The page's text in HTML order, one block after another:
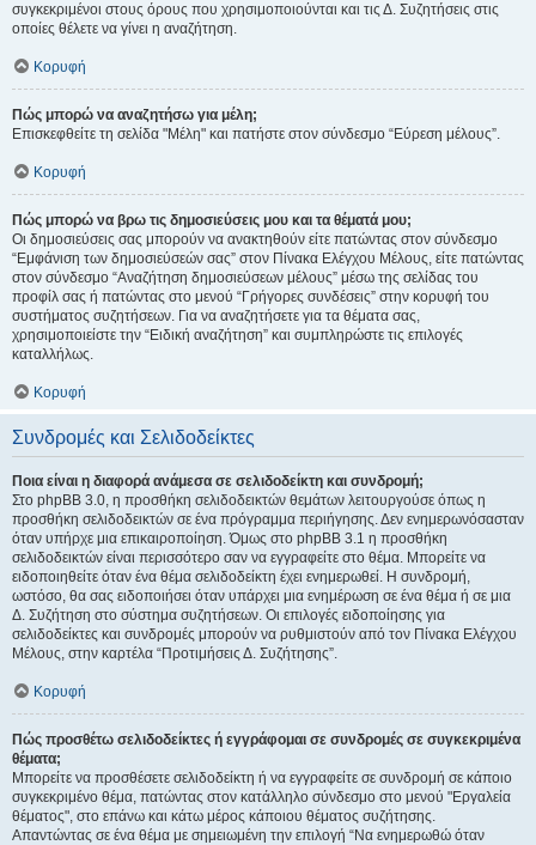
συγκεκριμένοι στους όρους που χρησιμοποιούνται και τις Δ. Συζητήσεις στις
οποίες θέλετε να γίνει η αναζήτηση.
Κορυφή
Πώς μπορώ να αναζητήσω για μέλη;
Επισκεφθείτε τη σελίδα "Μέλη" και πατήστε στον σύνδεσμο “Εύρεση μέλους”.
Κορυφή
Πώς μπορώ να βρω τις δημοσιεύσεις μου και τα θέματά μου;
Οι δημοσιεύσεις σας μπορούν να ανακτηθούν είτε πατώντας στον σύνδεσμο
“Εμφάνιση των δημοσιεύσεών σας” στον Πίνακα Ελέγχου Μέλους, είτε πατώντας
στον σύνδεσμο “Αναζήτηση δημοσιεύσεων μέλους” μέσω της σελίδας του
προφίλ σας ή πατώντας στο μενού “Γρήγορες συνδέσεις” στην κορυφή του
συστήματος συζητήσεων. Για να αναζητήσετε για τα θέματα σας,
χρησιμοποιείστε την “Ειδική αναζήτηση” και συμπληρώστε τις επιλογές
καταλλήλως.
Κορυφή
Συνδρομές και Σελιδοδείκτες
Ποια είναι η διαφορά ανάμεσα σε σελιδοδείκτη και συνδρομή;
Στο phpBB 3.0, η προσθήκη σελιδοδεικτών θεμάτων λειτουργούσε όπως η
προσθήκη σελιδοδεικτών σε ένα πρόγραμμα περιήγησης. Δεν ενημερωνόσασταν
όταν υπήρχε μια επικαιροποίηση. Όμως στο phpBB 3.1 η προσθήκη
σελιδοδεικτών είναι περισσότερο σαν να εγγραφείτε στο θέμα. Μπορείτε να
ειδοποιηθείτε όταν ένα θέμα σελιδοδείκτη έχει ενημερωθεί. Η συνδρομή,
ωστόσο, θα σας ειδοποιήσει όταν υπάρχει μια ενημέρωση σε ένα θέμα ή σε μια
Δ. Συζήτηση στο σύστημα συζητήσεων. Οι επιλογές ειδοποίησης για
σελιδοδείκτες και συνδρομές μπορούν να ρυθμιστούν από τον Πίνακα Ελέγχου
Μέλους, στην καρτέλα “Προτιμήσεις Δ. Συζήτησης”.
Κορυφή
Πώς προσθέτω σελιδοδείκτες ή εγγράφομαι σε συνδρομές σε συγκεκριμένα
θέματα;
Μπορείτε να προσθέσετε σελιδοδείκτη ή να εγγραφείτε σε συνδρομή σε κάποιο
συγκεκριμένο θέμα, πατώντας στον κατάλληλο σύνδεσμο στο μενού "Εργαλεία
θέματος", στο επάνω και κάτω μέρος κάποιου θέματος συζήτησης.
Απαντώντας σε ένα θέμα με σημειωμένη την επιλογή “Να ενημερωθώ όταν